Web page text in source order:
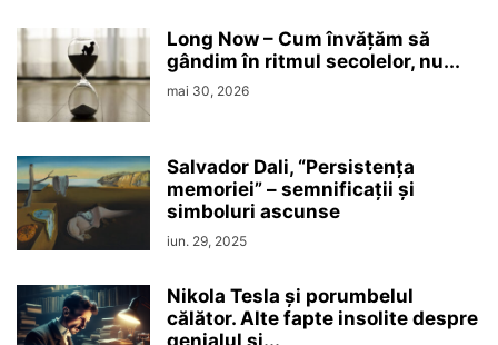
Long Now – Cum învățăm să
gândim în ritmul secolelor, nu...
mai 30, 2026
Salvador Dali, “Persistenţa
memoriei” – semnificaţii şi
simboluri ascunse
iun. 29, 2025
Nikola Tesla şi porumbelul
călător. Alte fapte insolite despre
genialul şi...